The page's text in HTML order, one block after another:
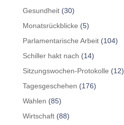
Gesundheit(30)
Monatsrückblicke (5)
Parlamentarische Arbeit(104)
Schiller hakt nach (14)
Sitzungswochen-Protokolle (12)
Tagesgeschehen (176)
Wahlen (85)
Wirtschaft(88)